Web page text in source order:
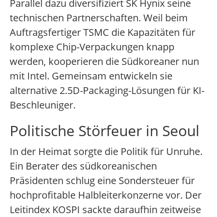
Parallel dazu diversifiziert SK Hynix seine
technischen Partnerschaften. Weil beim
Auftragsfertiger TSMC die Kapazitäten für
komplexe Chip-Verpackungen knapp
werden, kooperieren die Südkoreaner nun
mit Intel. Gemeinsam entwickeln sie
alternative 2.5D-Packaging-Lösungen für KI-
Beschleuniger.
Politische Störfeuer in Seoul
In der Heimat sorgte die Politik für Unruhe.
Ein Berater des südkoreanischen
Präsidenten schlug eine Sondersteuer für
hochprofitable Halbleiterkonzerne vor. Der
Leitindex KOSPI sackte daraufhin zeitweise